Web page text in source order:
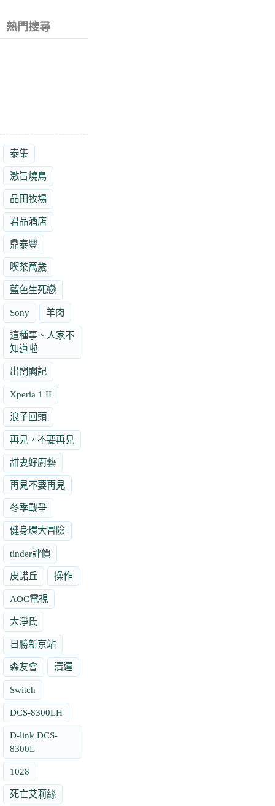
熱門搜尋
泰集
激旨燒鳥
品田牧場
君品酒店
鼎泰豐
喫茶萬歲
藍色生死戀
Sony 羊肉
這種事、人家不
知道啦
出閨閣記
Xperia 1 II
浪子回頭
再見，不要再見
甜妻好廚藝
再見不要再見
冬季戰爭
健身環大冒險
tinder評價
皮諾丘 操作
AOC電視
大淨氏
日勝新京站
森友會 清運
Switch
DCS-8300LH
D-link DCS-
8300L
1028
死亡艾莉絲